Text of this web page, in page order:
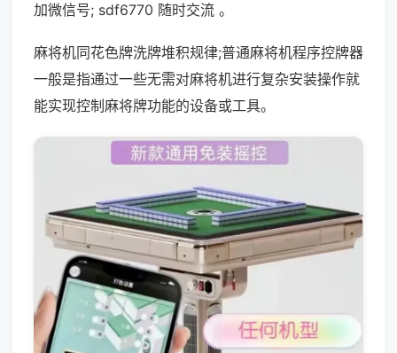
加微信号; sdf6770 随时交流 。
麻将机同花色牌洗牌堆积规律;普通麻将机程序控牌器
一般是指通过一些无需对麻将机进行复杂安装操作就
能实现控制麻将牌功能的设备或工具。